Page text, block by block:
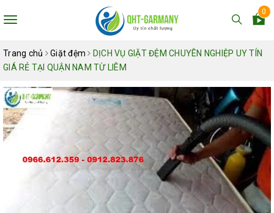
Toggle
0
Trang chủ Giặt đệm
DỊCH VỤ GIẶT ĐỆM CHUYÊN NGHIỆP UY TÍN
GIÁ RẺ TẠI QUẬN NAM TỪ LIÊM